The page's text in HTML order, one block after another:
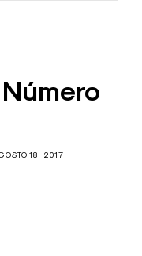
18, 2017